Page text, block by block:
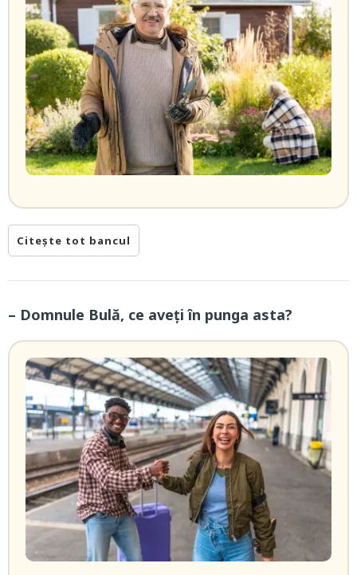
Citește tot bancul
– Domnule Bulă, ce aveți în punga asta?